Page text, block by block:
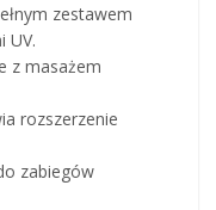
zestawem
UV.
z masażem
rozszerzenie
zabiegów